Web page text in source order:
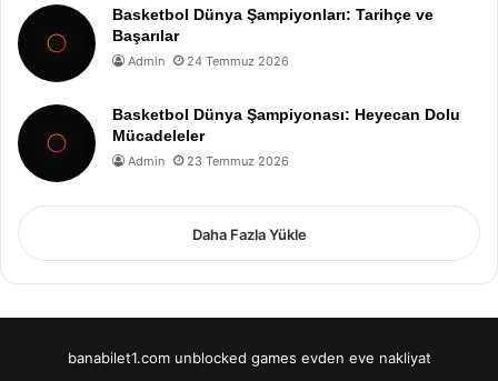
Basketbol Dünya Şampiyonları: Tarihçe ve
Başarılar
Admin 24 Temmuz 2026
Basketbol Dünya Şampiyonası: Heyecan Dolu
Mücadeleler
Admin 23 Temmuz 2026
Daha Fazla Yükle
banabilet1.com unblocked games evden eve nakliyat